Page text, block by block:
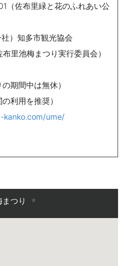
（佐布里緑と花のふれあい公
知多市観光協会
梅まつり実行委員会）
期間中は無休）
利用を推奨）
ume/